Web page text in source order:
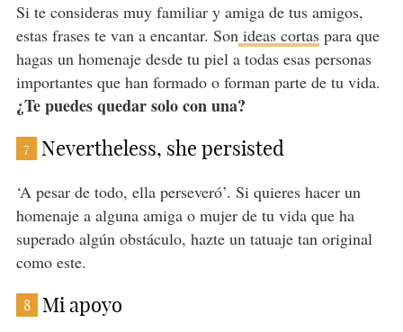
Si te consideras muy familiar y amiga de tus amigos,
estas frases te van a encantar. Sonideas cortaspara que
hagas un homenaje desde tu piel a todas esas personas
importantes que han formado o forman parte de tu vida.
¿Te puedes quedar solo con una?
7 Nevertheless, she persisted
‘A pesar de todo, ella perseveró’. Si quieres hacer un
homenaje a alguna amiga o mujer de tu vida que ha
superado algún obstáculo, hazte un tatuaje tan original
como este.
8 Mi apoyo